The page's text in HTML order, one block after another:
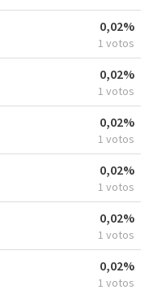
0,02%
1 votos
0,02%
1 votos
0,02%
1 votos
0,02%
1 votos
0,02%
1 votos
0,02%
1 votos